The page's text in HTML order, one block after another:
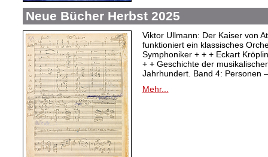
Neue Bücher Herbst 2025
Viktor Ullmann: Der Kaiser von
funktioniert ein klassisches
Symphoniker + + + Eckart
+ + Geschichte der
Jahrhundert. Band 4: Personen
Mehr...